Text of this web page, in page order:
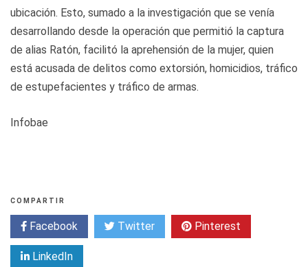
ubicación. Esto, sumado a la investigación que se venía
desarrollando desde la operación que permitió la captura
de alias Ratón, facilitó la aprehensión de la mujer, quien
está acusada de delitos como extorsión, homicidios, tráfico
de estupefacientes y tráfico de armas.
Infobae
COMPARTIR
Facebook Twitter Pinterest
LinkedIn